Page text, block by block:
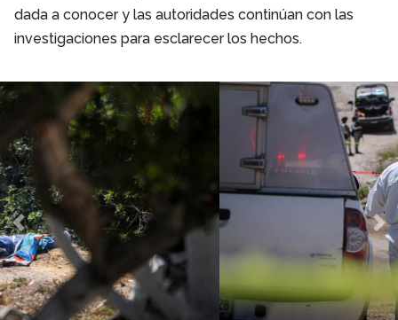
dada a conocer y las autoridades continúan con las
investigaciones para esclarecer los hechos.
Previous